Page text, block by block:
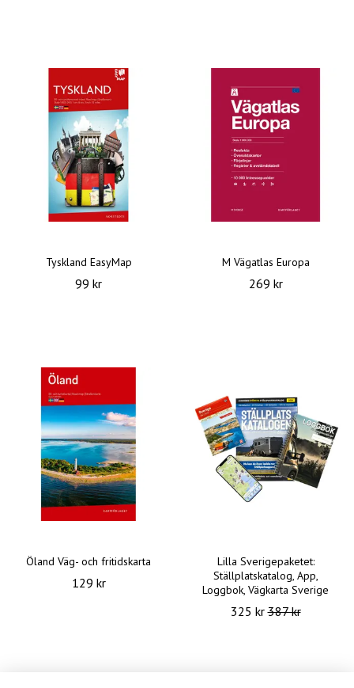
Tyskland EasyMap
99 kr
M Vägatlas Europa
269 kr
Öland Väg- och fritidskarta
129 kr
Lilla Sverigepaketet:
Ställplatskatalog, App,
Loggbok, Vägkarta Sverige
325 kr387 kr